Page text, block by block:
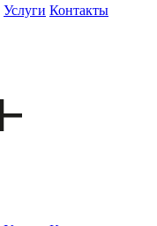
Услуги Контакты